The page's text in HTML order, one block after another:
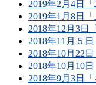
2019年2月4日
2019年1月8日
2018年12月3日
2018年11月５
2018年10月22
2018年10月10
2018年9月3日